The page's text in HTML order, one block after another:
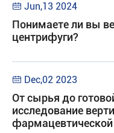
 Jun,13 2024
Понимаете ли вы
центрифуги?
 Dec,02 2023
От сырья до
исследование